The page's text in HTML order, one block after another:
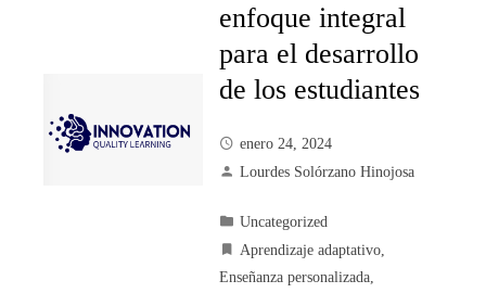
enfoque integral
para el desarrollo
de los estudiantes
enero 24, 2024
Lourdes Solórzano Hinojosa
Uncategorized
Aprendizaje adaptativo,
Enseñanza personalizada,